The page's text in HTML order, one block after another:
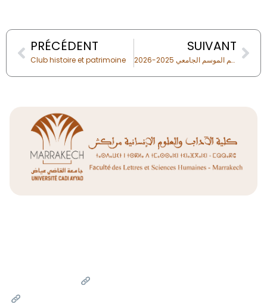
PrevPRÉCÉDENT
Club histoire et patrimoine
SUIVANT
البرمجة التفصيلية لامتحانات الدورة الاستدراكية الفصل الأول سلك الماستر و سلك الإجازة التوقيت الميسر برسم الموسم الجامعي 2025-2026